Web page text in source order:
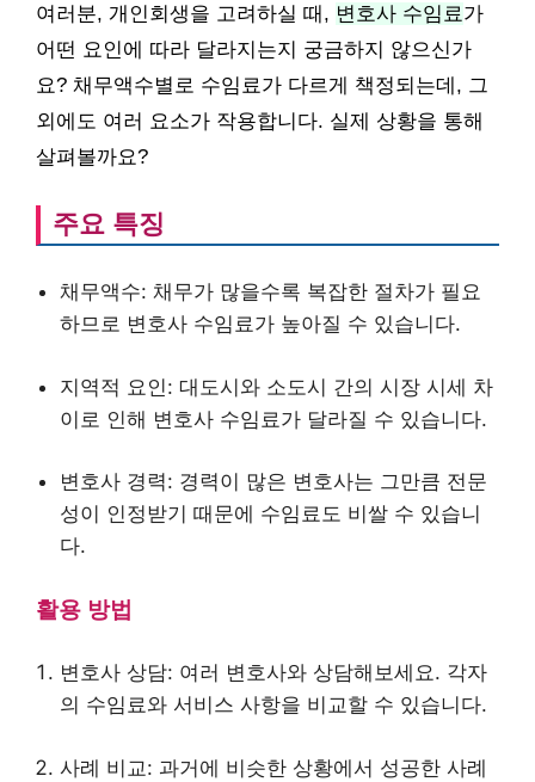
여러분, 개인회생을 고려하실 때, 변호사 수임료가
어떤 요인에 따라 달라지는지 궁금하지 않으신가
요? 채무액수별로 수임료가 다르게 책정되는데, 그
외에도 여러 요소가 작용합니다. 실제 상황을 통해
살펴볼까요?
주요 특징
채무액수: 채무가 많을수록 복잡한 절차가 필요
하므로 변호사 수임료가 높아질 수 있습니다.
지역적 요인: 대도시와 소도시 간의 시장 시세 차
이로 인해 변호사 수임료가 달라질 수 있습니다.
변호사 경력: 경력이 많은 변호사는 그만큼 전문
성이 인정받기 때문에 수임료도 비쌀 수 있습니
다.
활용 방법
변호사 상담: 여러 변호사와 상담해보세요. 각자
의 수임료와 서비스 사항을 비교할 수 있습니다.
사례 비교: 과거에 비슷한 상황에서 성공한 사례